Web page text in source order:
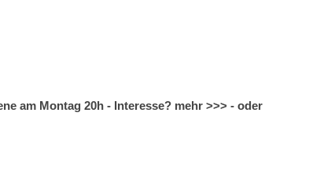
am Montag 20h - Interesse? mehr >>> - oder